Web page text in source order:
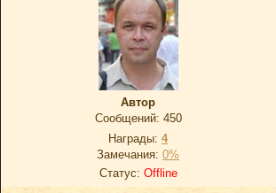
Автор
Сообщений: 450
Награды: 4
Замечания: 0%
Статус: Offline